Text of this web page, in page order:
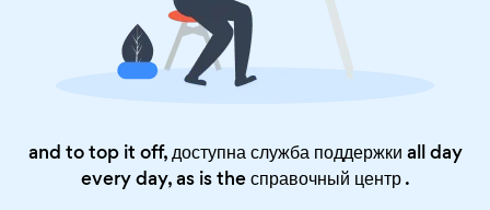
and to top it off, доступна служба поддержки all day
every day, as is theсправочный центр.